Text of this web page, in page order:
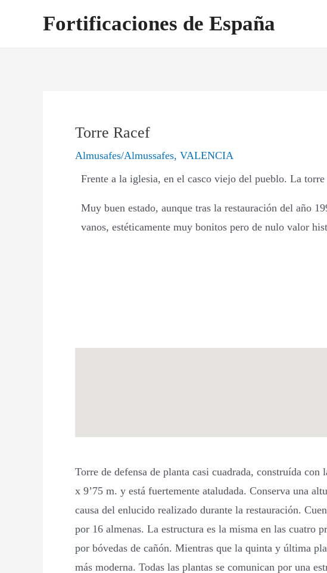
Fortificaciones de España
Torre Racef
Almusafes/Almussafes, VALENCIA
Frente a la iglesia, en el casco viejo del pueblo. La
Muy buen estado, aunque tras la restauración del año
vanos, estéticamente muy bonitos pero de nulo valor
Torre de defensa de planta casi cuadrada, construída
x 9’75 m. y está fuertemente ataludada. Conserva una
causa del enlucido realizado durante la restauración.
por 16 almenas. La estructura es la misma en las cuatro
por bóvedas de cañón. Mientras que la quinta y última
más moderna. Todas las plantas se comunican por una
de